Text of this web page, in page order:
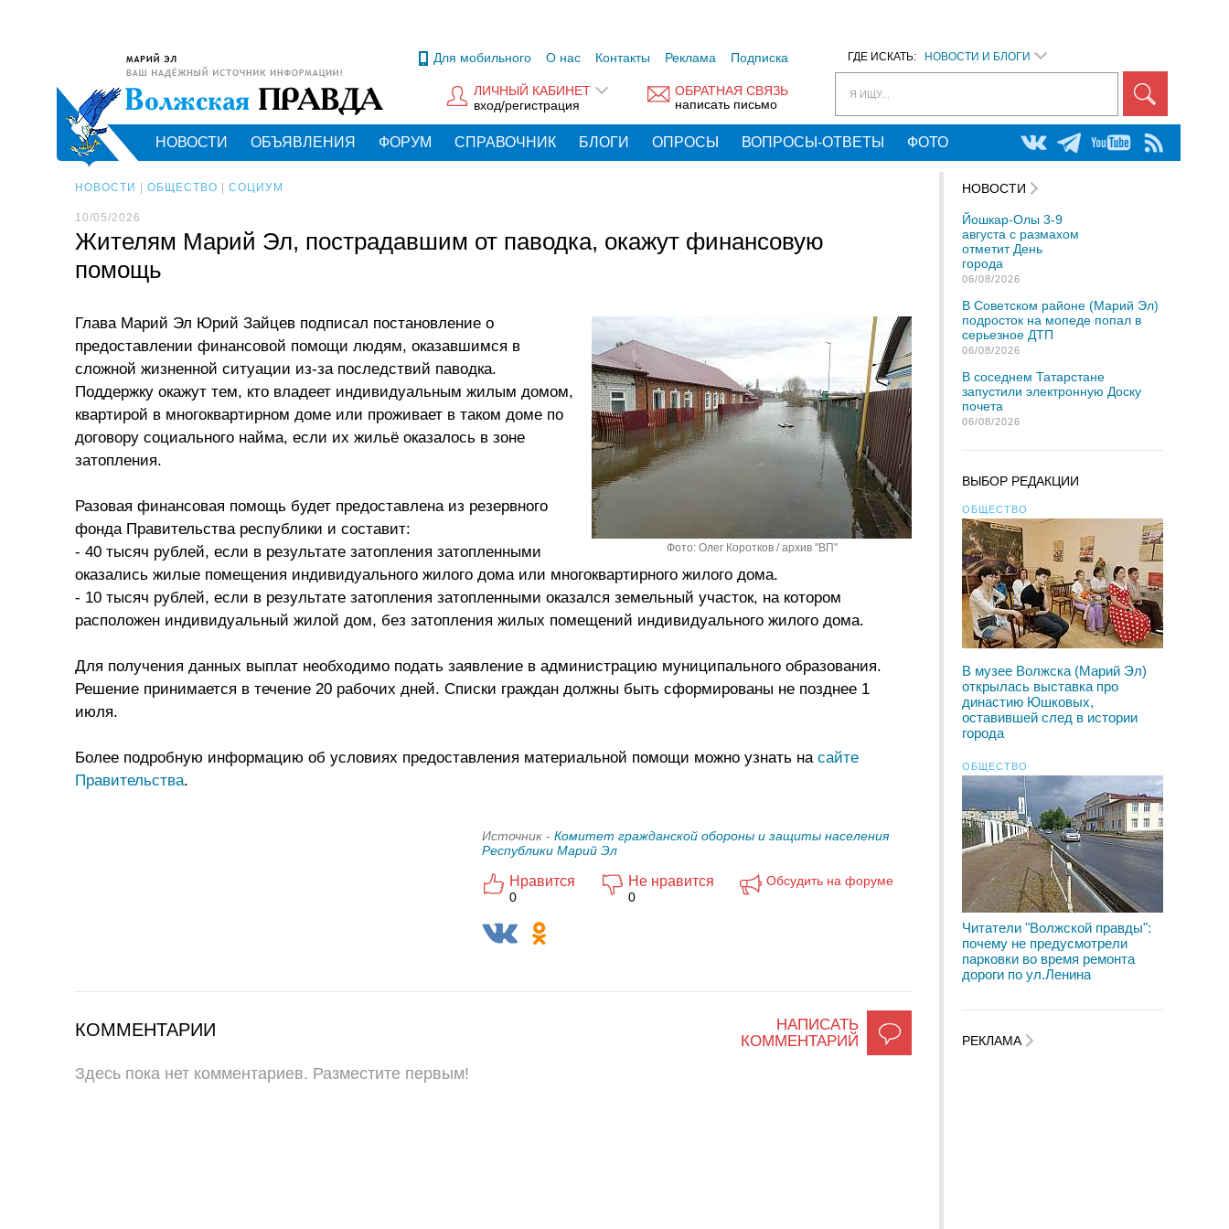
ГДЕ ИСКАТЬ: НОВОСТИ И БЛОГИ
Я ИЩУ...
Для мобильного О нас Контакты Реклама Подписка
ОБРАТНАЯ СВЯЗЬ
написать письмо
ЛИЧНЫЙ КАБИНЕТ
вход/регистрация
НОВОСТИ ОБЪЯВЛЕНИЯ ФОРУМ СПРАВОЧНИК БЛОГИ ОПРОСЫ ВОПРОСЫ-ОТВЕТЫ ФОТО
НОВОСТИ ОБЩЕСТВО СОЦИУМ
10/05/2026
Жителям Марий Эл, пострадавшим от паводка, окажут финансовую
помощь
Фото: Олег Коротков / архив "ВП"
Глава Марий Эл Юрий Зайцев подписал постановление о
предоставлении финансовой помощи людям, оказавшимся в
сложной жизненной ситуации из-за последствий паводка.
Поддержку окажут тем, кто владеет индивидуальным жилым домом,
квартирой в многоквартирном доме или проживает в таком доме по
договору социального найма, если их жильё оказалось в зоне
затопления.
Разовая финансовая помощь будет предоставлена из резервного
фонда Правительства республики и составит:
- 40 тысяч рублей, если в результате затопления затопленными
оказались жилые помещения индивидуального жилого дома или многоквартирного жилого дома.
- 10 тысяч рублей, если в результате затопления затопленными оказался земельный участок, на котором
расположен индивидуальный жилой дом, без затопления жилых помещений индивидуального жилого дома.
Для получения данных выплат необходимо подать заявление в администрацию муниципального образования.
Решение принимается в течение 20 рабочих дней. Списки граждан должны быть сформированы не позднее 1
июля.
Более подробную информацию об условиях предоставления материальной помощи можно узнать на сайте
Правительства.
Источник - Комитет гражданской обороны и защиты населения
Республики Марий Эл
Нравится
0
Не нравится
0
Обсудить на форуме
НАПИСАТЬ
КОММЕНТАРИЙ
КОММЕНТАРИИ
Здесь пока нет комментариев. Разместите первым!
НОВОСТИ
Йошкар-Олы 3-9
августа с размахом
отметит День
города
06/08/2026
В Советском районе (Марий Эл)
подросток на мопеде попал в
серьезное ДТП
06/08/2026
В соседнем Татарстане
запустили электронную Доску
почета
06/08/2026
ВЫБОР РЕДАКЦИИ
ОБЩЕСТВО
В музее Волжска (Марий Эл)
открылась выставка про
династию Юшковых,
оставившей след в истории
города
ОБЩЕСТВО
Читатели "Волжской правды":
почему не предусмотрели
парковки во время ремонта
дороги по ул.Ленина
РЕКЛАМА